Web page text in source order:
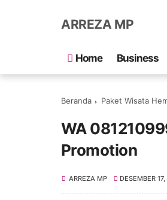
ARREZA MP
Home Business
Beranda Paket Wisata
WA
Promotion
ARREZA MP DESEMBER